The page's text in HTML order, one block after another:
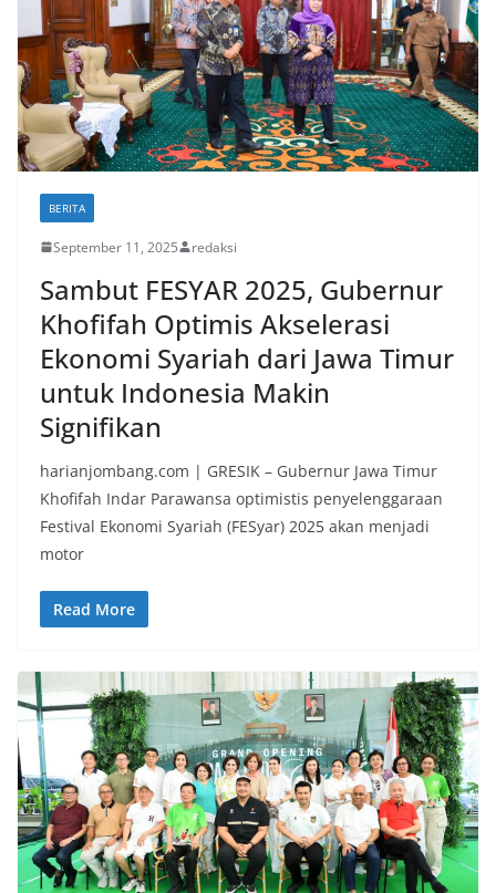
BERITA
September 11, 2025 redaksi
Sambut FESYAR 2025, Gubernur
Khofifah Optimis Akselerasi
Ekonomi Syariah dari Jawa Timur
untuk Indonesia Makin
Signifikan
harianjombang.com | GRESIK – Gubernur Jawa Timur
Khofifah Indar Parawansa optimistis penyelenggaraan
Festival Ekonomi Syariah (FESyar) 2025 akan menjadi
motor
Read More